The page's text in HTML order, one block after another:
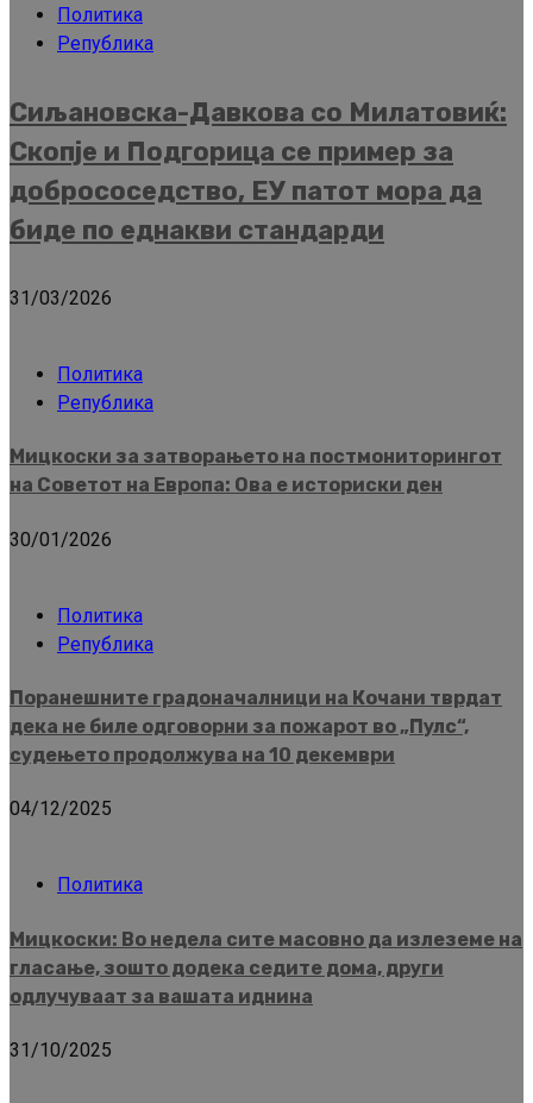
Политика
Република
Сиљановска-Давкова со Милатовиќ:
Скопје и Подгорица се пример за
добрососедство, ЕУ патот мора да
биде по еднакви стандарди
31/03/2026
Политика
Република
Мицкоски за затворањето на постмониторингот
на Советот на Европа: Ова е историски ден
30/01/2026
Политика
Република
Поранешните градоначалници на Кочани тврдат
дека не биле одговорни за пожарот во „Пулс“,
судењето продолжува на 10 декември
04/12/2025
Политика
Мицкоски: Во недела сите масовно да излеземе на
гласање, зошто додека седите дома, други
одлучуваат за вашата иднина
31/10/2025